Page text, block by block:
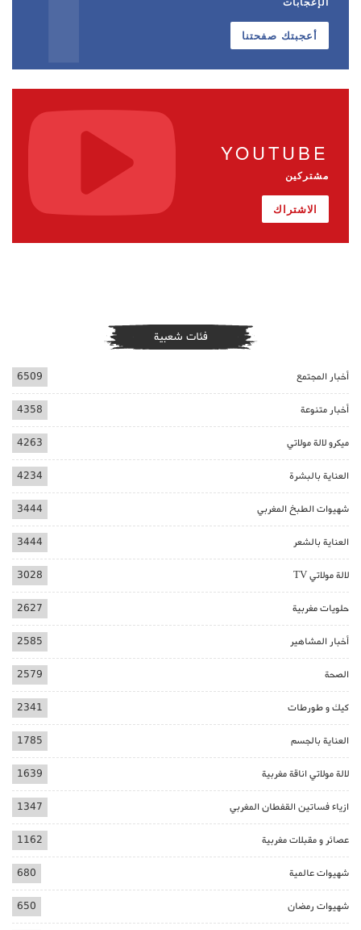
أعجبتك صفحتنا
YOUTUBE
مشتركين
الاشتراك
فئات شعبية
أخبار المجتمع 6509
أخبار متنوعة 4358
ميكرو لالة مولاتي 4263
العناية بالبشرة 4234
شهيوات الطبخ المغربي 3444
العناية بالشعر 3444
لالة مولاتي TV 3028
حلويات مغربية 2627
أخبار المشاهير 2585
الصحة 2579
كيك و طورطات 2341
العناية بالجسم 1785
لالة مولاتي اناقة مغربية 1639
ازياء فساتين القفطان المغربي 1347
عصائر و مقبلات مغربية 1162
شهيوات عالمية 680
شهيوات رمضان 650